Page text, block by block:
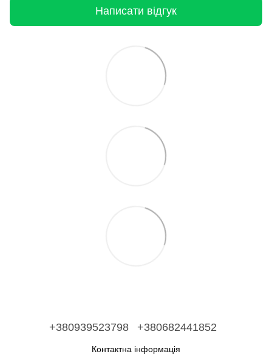
Написати відгук
+380939523798 +380682441852
Контактна інформація